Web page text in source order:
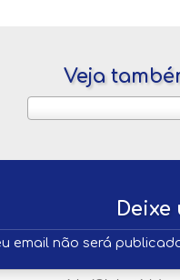
Veja
email não será